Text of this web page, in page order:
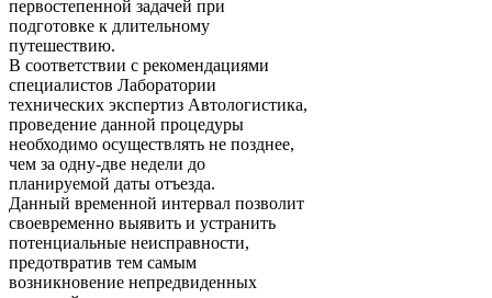
первостепенной задачей при
подготовке к длительному
путешествию.
В соответствии с рекомендациями
специалистов Лаборатории
технических экспертиз Автологистика,
проведение данной процедуры
необходимо осуществлять не позднее,
чем за одну-две недели до
планируемой даты отъезда.
Данный временной интервал позволит
своевременно выявить и устранить
потенциальные неисправности,
предотвратив тем самым
возникновение непредвиденных